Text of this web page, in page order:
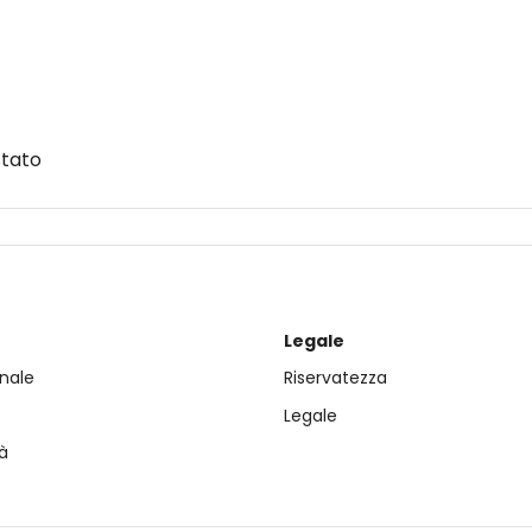
Legale
Riservatezza
Legale